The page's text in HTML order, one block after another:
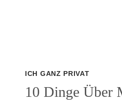
ICH GANZ PRIVAT
10 Dinge Über